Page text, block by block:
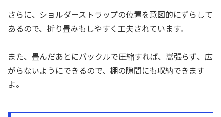
さらに、ショルダーストラップの位置を意図的にずらして
あるので、折り畳みもしやすく工夫されています。
また、畳んだあとにバックルで圧縮すれば、嵩張らず、広
がらないようにできるので、棚の隙間にも収納できます
よ。